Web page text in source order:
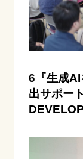
6『生成AI
出サポー